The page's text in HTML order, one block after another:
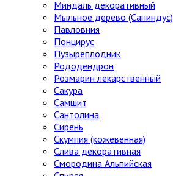
Миндаль декоративный
Мыльное дерево (Сапиндус)
Павловния
Понцирус
Пузыреплодник
Рододендрон
Розмарин лекарственный
Сакура
Самшит
Сантолина
Сирень
Скумпия (кожевенная)
Слива декоративная
Смородина Альпийская